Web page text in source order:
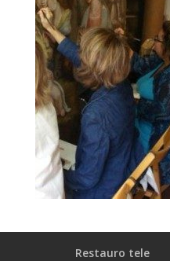
Restauro tele